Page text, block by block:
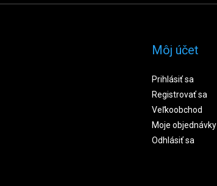
Môj účet
Prihlásiť sa
Registrovať sa
Veľkoobchod
Moje objednávky
Odhlásiť sa